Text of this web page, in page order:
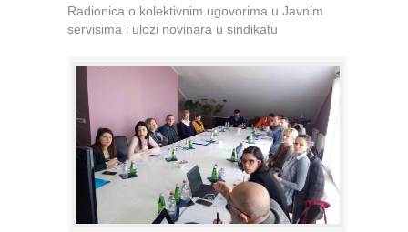
Radionica o kolektivnim ugovorima u Javnim
servisima i ulozi novinara u sindikatu